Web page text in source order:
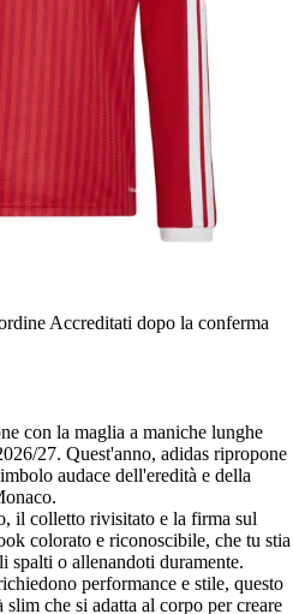
Accreditati dopo la conferma
con la maglia a maniche lunghe
27. Quest'anno, adidas ripropone
audace dell'eredità e della
il colletto rivisitato e la firma sul
colorato e riconoscibile, che tu stia
spalti o allenandoti duramente.
performance e stile, questo
che si adatta al corpo per creare